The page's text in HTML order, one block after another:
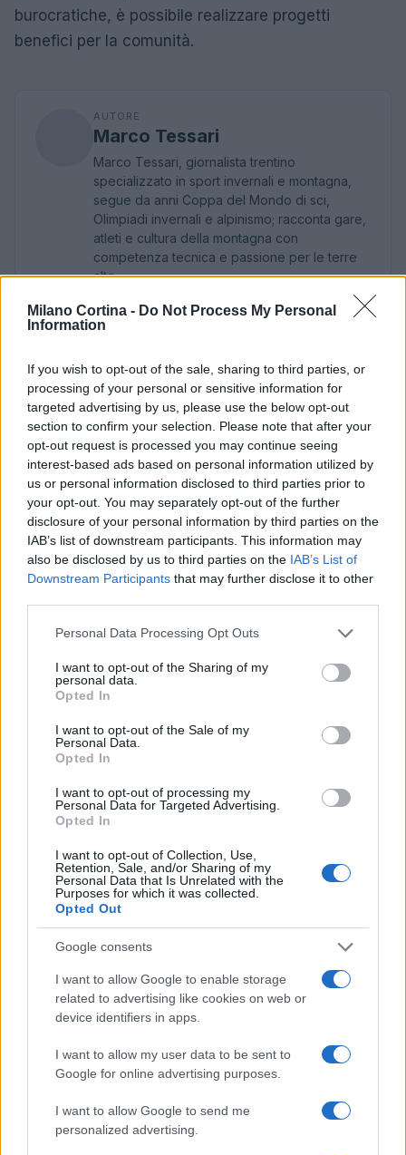
Milano Cortina - Do Not Process My Personal
Information
If you wish to opt-out of the sale, sharing to third parties, or
processing of your personal or sensitive information for
targeted advertising by us, please use the below opt-out
section to confirm your selection. Please note that after your
opt-out request is processed you may continue seeing
interest-based ads based on personal information utilized by
us or personal information disclosed to third parties prior to
your opt-out. You may separately opt-out of the further
disclosure of your personal information by third parties on the
IAB’s list of downstream participants. This information may
also be disclosed by us to third parties on the IAB’s List of
Downstream Participants that may further disclose it to other
Please note that this website/app uses one or more Google
not limited to your visit or usage behaviour. You may click to
grant or deny consent to Google and its third-party tags to
use your data for below specified purposes in below Google
consent section.
Personal Data Processing Opt Outs
I want to opt-out of the Sharing of my
personal data.
Opted In
I want to opt-out of the Sale of my
Personal Data.
Opted In
I want to opt-out of processing my
Personal Data for Targeted Advertising.
Opted In
I want to opt-out of Collection, Use,
Retention, Sale, and/or Sharing of my
Personal Data that Is Unrelated with the
Purposes for which it was collected.
Opted Out
Google consents
I want to allow Google to enable storage
related to advertising like cookies on web or
device identifiers in apps.
I want to allow my user data to be sent to
Google for online advertising purposes.
I want to allow Google to send me
personalized advertising.
burocratiche, è possibile realizzare progetti
benefici per la comunità.
AUTORE
Marco Tessari
Marco Tessari, giornalista trentino
specializzato in sport invernali e montagna,
segue da anni Coppa del Mondo di sci,
Olimpiadi invernali e alpinismo; racconta gare,
atleti e cultura della montagna con
competenza tecnica e passione per le terre
alte.
Continua a leggere
SNOWBOARD
Imparare frontside e backside: esercizi sicuri,
transizioni fluide e controllo della velocità
Beatrice Beretta · 5 Ago 2026